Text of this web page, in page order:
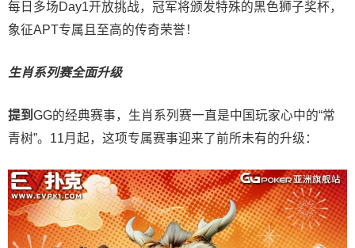
每日多场Day1开放挑战，冠军将颁发特殊的黑色狮子奖杯，
象征APT专属且至高的传奇荣誉！
生肖系列赛全面升级
提到 GG的经典赛事，生肖系列赛一直是中国玩家心中的“常
青树”。11月起，这项专属赛事迎来了前所未有的升级：